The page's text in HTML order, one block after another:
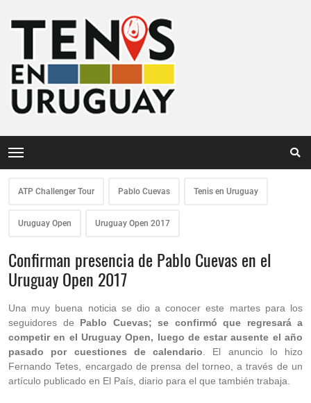
ATP Challenger Tour Pablo Cuevas Tenis en Uruguay
Uruguay Open Uruguay Open 2017
Confirman presencia de Pablo Cuevas en el
Uruguay Open 2017
Una muy buena noticia se dio a conocer este martes para los
seguidores de Pablo Cuevas; se confirmó que regresará a
competir en el Uruguay Open, luego de estar ausente el año
pasado por cuestiones de calendario . El anuncio lo hizo
Fernando Tetes, encargado de prensa del torneo, a través de un
artículo publicado en El País, diario para el que también trabaja.